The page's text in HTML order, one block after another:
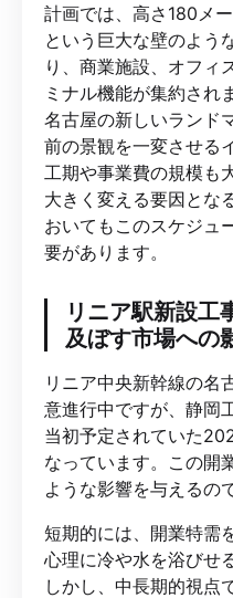
計画では、高さ180メ
という巨大な壁のよう
り、商業施設、オフィ
ミナル機能が集約され
名古屋の新しいランド
前の景観を一変させる
工期や事業費の規模も
大きく変える要因とな
おいてもこのスケジュ
要があります。
リニア駅新設工
及ぼす市場への
リニア中央新幹線の名
意進行中ですが、静岡
当初予定されていた
なっています。この開
ような影響を与えるの
短期的には、開業特需
心理に冷や水を浴びせ
しかし、中長期的視点